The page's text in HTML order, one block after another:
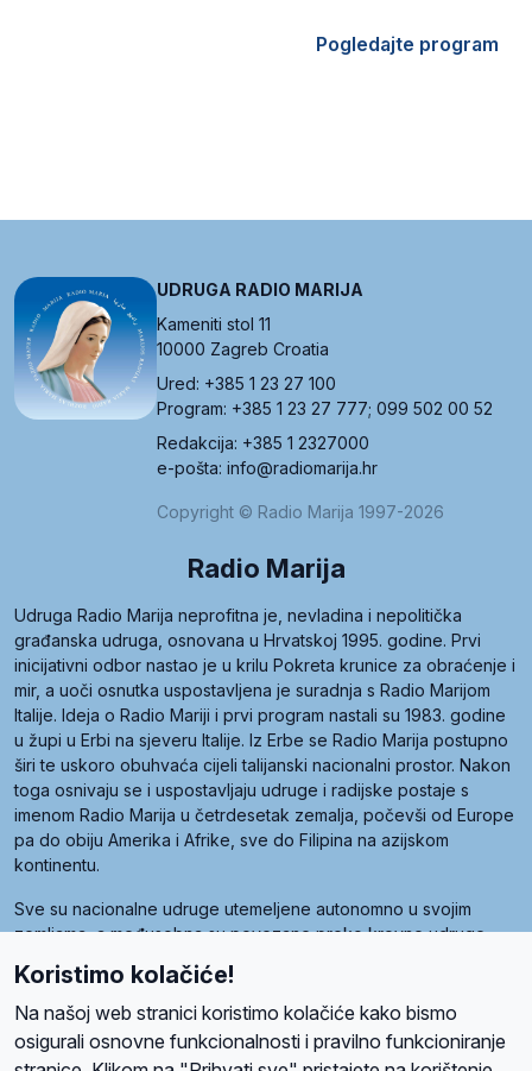
Pogledajte program
UDRUGA RADIO MARIJA
Kameniti stol 11
10000 Zagreb Croatia
Ured: +385 1 23 27 100
Program: +385 1 23 27 777; 099 502 00 52
Redakcija: +385 1 2327000
e-pošta: info@radiomarija.hr
Copyright © Radio Marija 1997-2026
Radio Marija
Udruga Radio Marija neprofitna je, nevladina i nepolitička
građanska udruga, osnovana u Hrvatskoj 1995. godine. Prvi
inicijativni odbor nastao je u krilu Pokreta krunice za obraćenje i
mir, a uoči osnutka uspostavljena je suradnja s Radio Marijom
Italije. Ideja o Radio Mariji i prvi program nastali su 1983. godine
u župi u Erbi na sjeveru Italije. Iz Erbe se Radio Marija postupno
širi te uskoro obuhvaća cijeli talijanski nacionalni prostor. Nakon
toga osnivaju se i uspostavljaju udruge i radijske postaje s
imenom Radio Marija u četrdesetak zemalja, počevši od Europe
pa do obiju Amerika i Afrike, sve do Filipina na azijskom
kontinentu.
Sve su nacionalne udruge utemeljene autonomno u svojim
zemljama, a međusobna su povezane preko krovne udruge
Radio Maria). Svjetsku obitelj utemeljilo je sedam članica, među
kojima je i hrvatska Udruga Radio Marija.
Koristimo kolačiće!
Na našoj web stranici koristimo kolačiće kako bismo
osigurali osnovne funkcionalnosti i pravilno funkcioniranje